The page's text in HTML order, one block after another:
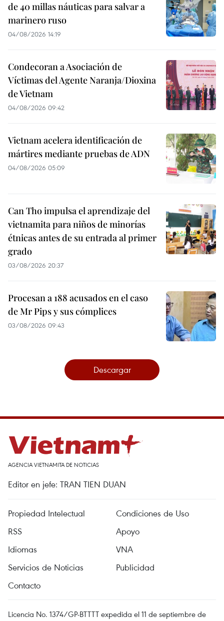
de 40 millas náuticas para salvar a
marinero ruso
04/08/2026 14:19
Condecoran a Asociación de
Víctimas del Agente Naranja/Dioxina
de Vietnam
04/08/2026 09:42
Vietnam acelera identificación de
mártires mediante pruebas de ADN
04/08/2026 05:09
Can Tho impulsa el aprendizaje del
vietnamita para niños de minorías
étnicas antes de su entrada al primer
grado
03/08/2026 20:37
Procesan a 188 acusados en el caso
de Mr Pips y sus cómplices
03/08/2026 09:43
Descargar
AGENCIA VIETNAMITA DE NOTICIAS
Editor en jefe: TRAN TIEN DUAN
Propiedad Intelectual
Condiciones de Uso
RSS
Apoyo
Idiomas
VNA
Servicios de Noticias
Publicidad
Contacto
Licencia No. 1374/GP-BTTTT expedida el 11 de septiembre de